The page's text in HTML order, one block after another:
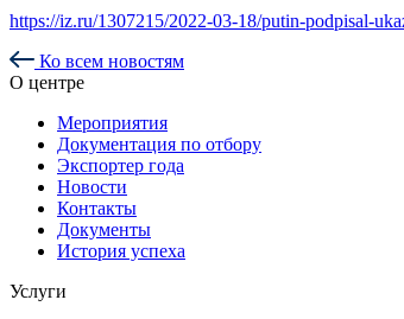
https://iz.ru/1307215/2022-03-18/putin-podpisal-
Ко всем новостям
О центре
Мероприятия
Документация по отбору
Экспортер года
Новости
Контакты
Документы
История успеха
Услуги